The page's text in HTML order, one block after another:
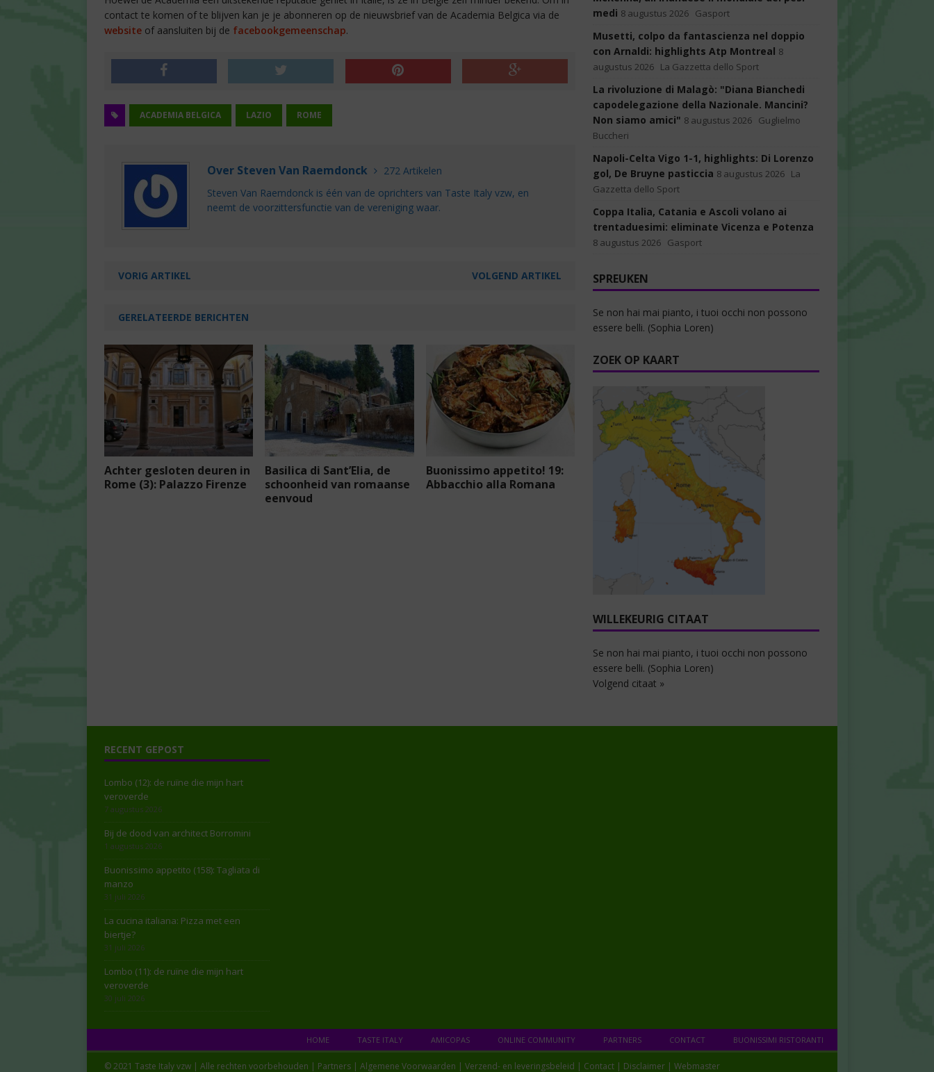
contact te komen of te blijven kan je je abonneren op de nieuwsbrief van de Academia Belgica via de
websiteof aansluiten bij de facebookgemeenschap.
ACADEMIA BELGICA LAZIO ROME
Over Steven Van Raemdonck
272 Artikelen
Steven Van Raemdonck is één van de oprichters van Taste Italy vzw, en
neemt de voorzittersfunctie van de vereniging waar.
VORIG ARTIKEL VOLGEND ARTIKEL
GERELATEERDE BERICHTEN
Achter gesloten deuren in
Rome (3): Palazzo Firenze
Basilica di Sant’Elia, de
schoonheid van romaanse
eenvoud
Buonissimo appetito! 19:
Abbacchio alla Romana
medi 8 augustus 2026 Gasport
Musetti, colpo da fantascienza nel doppio
con Arnaldi: highlights Atp Montreal 8
augustus 2026 La Gazzetta dello Sport
La rivoluzione di Malagò: "Diana Bianchedi
capodelegazione della Nazionale. Mancini?
Non siamo amici" 8 augustus 2026 Guglielmo
Buccheri
Napoli-Celta Vigo 1-1, highlights: Di Lorenzo
gol, De Bruyne pasticcia 8 augustus 2026 La
Gazzetta dello Sport
Coppa Italia, Catania e Ascoli volano ai
trentaduesimi: eliminate Vicenza e Potenza
8 augustus 2026 Gasport
SPREUKEN
Se non hai mai pianto, i tuoi occhi non possono
essere belli. (Sophia Loren)
ZOEK OP KAART
WILLEKEURIG CITAAT
Se non hai mai pianto, i tuoi occhi non possono
essere belli. (Sophia Loren)
Volgend citaat »
RECENT GEPOST
Lombo (12): de ruïne die mijn hart
veroverde
7 augustus 2026
Bij de dood van architect Borromini
1 augustus 2026
Buonissimo appetito (158): Tagliata di
manzo
31 juli 2026
La cucina italiana: Pizza met een
biertje?
31 juli 2026
Lombo (11): de ruïne die mijn hart
veroverde
30 juli 2026
HOME TASTE ITALY AMICOPAS ONLINE COMMUNITY PARTNERS CONTACT BUONISSIMI RISTORANTI
© 2021 Taste Italy vzw | Alle rechten voorbehouden | Partners| Algemene Voorwaarden | Verzend- en leveringsbeleid | Contact| Disclaimer| Webmaster